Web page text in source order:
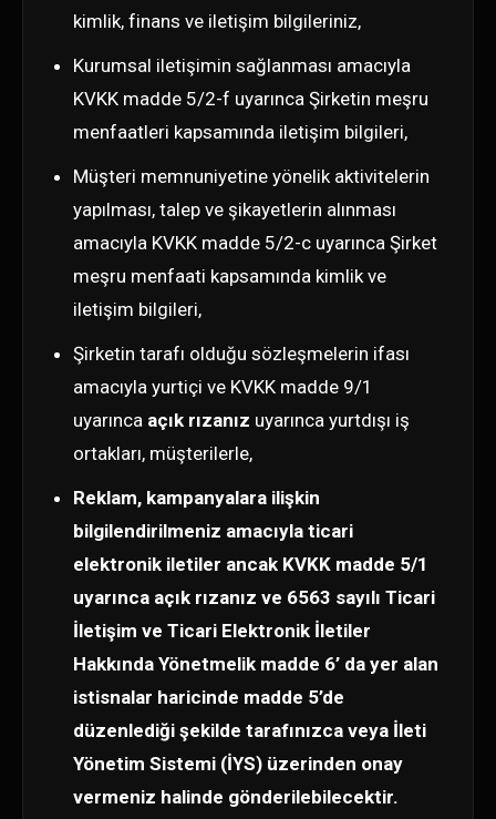
kimlik, finans ve iletişim bilgileriniz,
Kurumsal iletişimin sağlanması amacıyla
KVKK madde 5/2-f uyarınca Şirketin meşru
menfaatleri kapsamında iletişim bilgileri,
Müşteri memnuniyetine yönelik aktivitelerin
yapılması, talep ve şikayetlerin alınması
amacıyla KVKK madde 5/2-c uyarınca Şirket
meşru menfaati kapsamında kimlik ve
iletişim bilgileri,
Şirketin tarafı olduğu sözleşmelerin ifası
amacıyla yurtiçi ve KVKK madde 9/1
uyarınca açık rızanız uyarınca yurtdışı iş
ortakları, müşterilerle,
Reklam, kampanyalara ilişkin
bilgilendirilmeniz amacıyla ticari
elektronik iletiler ancak KVKK madde 5/1
uyarınca açık rızanız ve 6563 sayılı Ticari
İletişim ve Ticari Elektronik İletiler
Hakkında Yönetmelik madde 6’ da yer alan
istisnalar haricinde madde 5’de
düzenlediği şekilde tarafınızca veya İleti
Yönetim Sistemi (İYS) üzerinden onay
vermeniz halinde gönderilebilecektir.